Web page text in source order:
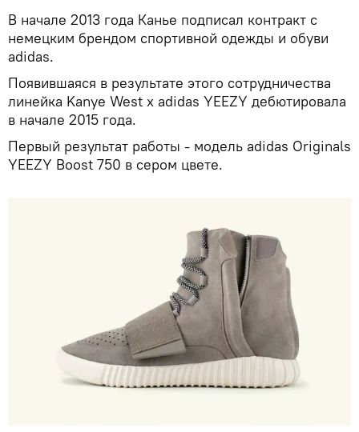
В начале 2013 года Канье подписал контракт с
немецким брендом спортивной одежды и обуви
adidas.
Появившаяся в результате этого сотрудничества
линейка Kanye West x adidas YEEZY дебютировала
в начале 2015 года.
Первый результат работы - модель adidas Originals
YEEZY Boost 750 в сером цвете.